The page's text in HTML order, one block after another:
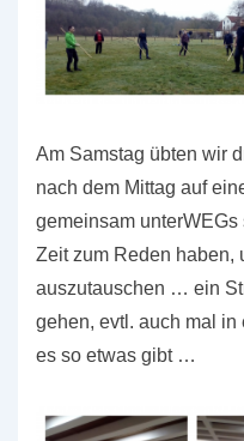
Am Samstag übten wir
nach dem Mittag auf
gemeinsam unterWEGs
Zeit zum Reden haben,
auszutauschen … ein
gehen, evtl. auch mal in
es so etwas gibt …